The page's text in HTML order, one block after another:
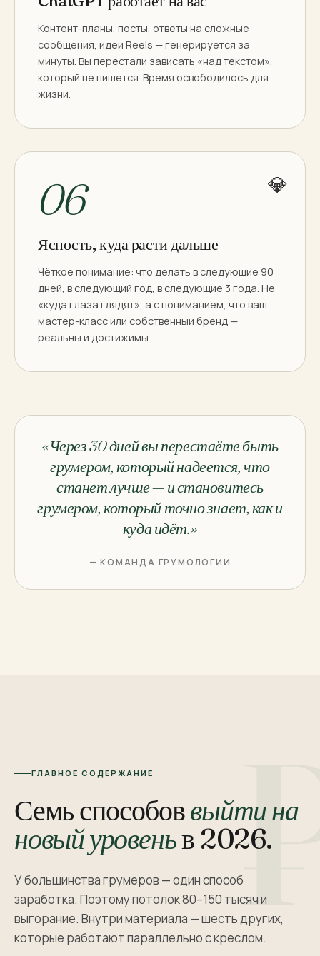
Контент-планы, посты, ответы на сложные
сообщения, идеи Reels — генерируется за
минуты. Вы перестали зависать «над текстом»,
который не пишется. Время освободилось для
жизни.
💎
06
Ясность, куда расти дальше
Чёткое понимание: что делать в следующие 90
дней, в следующий год, в следующие 3 года. Не
«куда глаза глядят», а с пониманием, что ваш
мастер-класс или собственный бренд —
реальны и достижимы.
«Через 30 дней вы перестаёте быть
грумером, которыйнадеется, что
станет лучше — и становитесь
грумером, которыйточно знает, как и
куда идёт.»
— КОМАНДА ГРУМОЛОГИИ
ГЛАВНОЕ СОДЕРЖАНИЕ
Семь способоввыйти на
новый уровеньв 2026.
У большинства грумеров — один способ
заработка. Поэтому потолок 80–150 тысяч и
выгорание. Внутри материала — шесть других,
которые работают параллельно с креслом.